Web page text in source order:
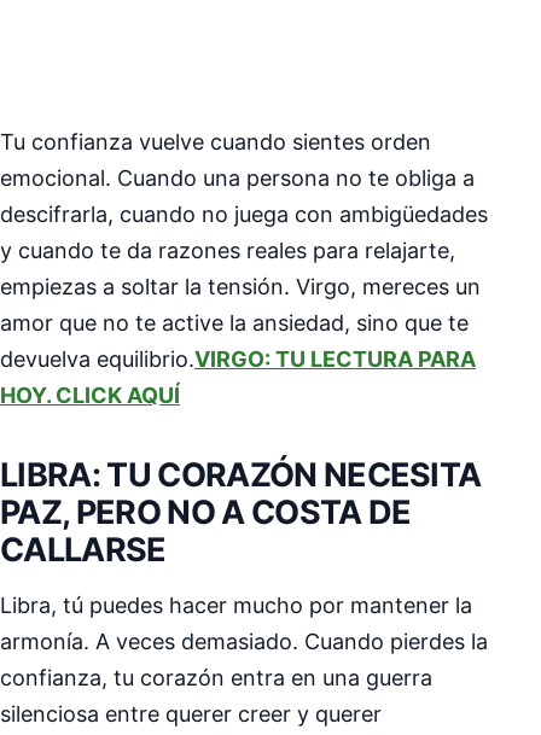
Tu confianza vuelve cuando sientes orden
emocional. Cuando una persona no te obliga a
descifrarla, cuando no juega con ambigüedades
y cuando te da razones reales para relajarte,
empiezas a soltar la tensión. Virgo, mereces un
amor que no te active la ansiedad, sino que te
devuelva equilibrio.VIRGO: TU LECTURA PARA
HOY. CLICK AQUÍ
LIBRA: TU CORAZÓN NECESITA
PAZ, PERO NO A COSTA DE
CALLARSE
Libra, tú puedes hacer mucho por mantener la
armonía. A veces demasiado. Cuando pierdes la
confianza, tu corazón entra en una guerra
silenciosa entre querer creer y querer